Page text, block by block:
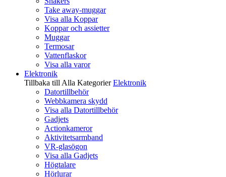
Take away-muggar
Visa alla Koppar
Koppar och assietter
Muggar
Termosar
Vattenflaskor
Visa alla varor
Elektronik
Tillbaka till Alla Kategorier Elektronik
Datortillbehör
Webbkamera skydd
Visa alla Datortillbehör
Gadjets
Actionkameror
Aktivitetsarmband
VR-glasögon
Visa alla Gadjets
Högtalare
Hörlurar